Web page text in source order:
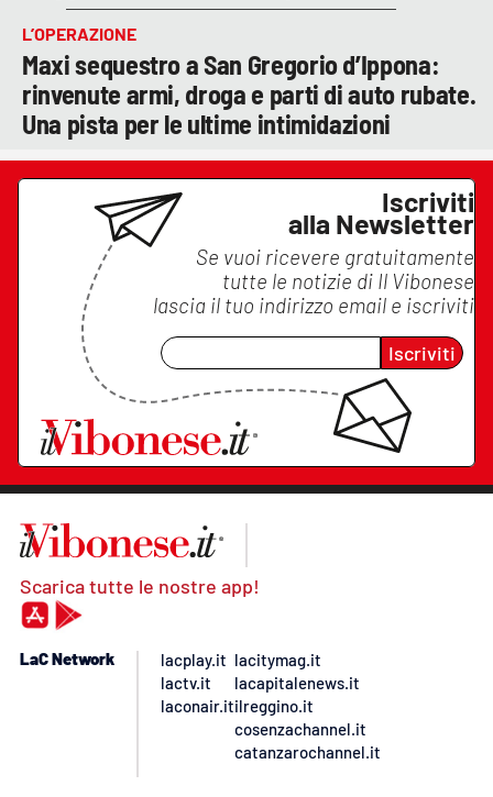
L’OPERAZIONE
Maxi sequestro a San Gregorio d’Ippona:
rinvenute armi, droga e parti di auto rubate.
Una pista per le ultime intimidazioni
Iscriviti
alla Newsletter
Se vuoi ricevere gratuitamente
tutte le notizie di Il Vibonese
lascia il tuo indirizzo email e iscriviti
Iscriviti
Scarica tutte le nostre app!
LaC Network
lacplay.it
lactv.it
laconair.it
lacitymag.it
lacapitalenews.it
ilreggino.it
cosenzachannel.it
catanzarochannel.it